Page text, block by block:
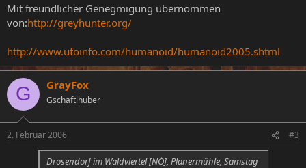
Mit freundlicher Genegmigung übernommen
von:http://greyhunter.org/
http://www.ufoinfo.com/humanoid/humanoid2005.shtml
G GrayFox
Gschaftlhuber
2. Februar 2006 #3
Drosendorf im Waldviertel [NÖ], Planermühle, Samstag